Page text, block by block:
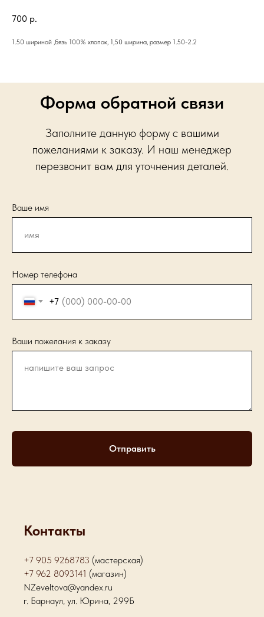
700 р.
1.50 шириной ,бязь 100% хлопок, 1,50 ширина, размер 1.50-2.2
Форма обратной связи
Заполните данную форму с вашими
пожеланиями к заказу. И наш менеджер
перезвонит вам для уточнения деталей.
Ваше имя
Номер телефона
+7
Ваши пожелания к заказу
Отправить
Контакты
+7 905 9268783 (мастерская)
+7 962 8093141 (магазин)
NZeveltova@yandex.ru
г. Барнаул, ул. Юрина, 299Б